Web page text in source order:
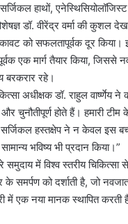
हाथों, एनेस्थिसियोलॉजिस्ट
डॉ. वीरेंद्र वर्मा की कुशल
को सफलतापूर्वक दूर किया।
एक मार्ग तैयार किया, जिससे
बरकरार रहे।
अधीक्षक डॉ. राहुल वार्ष्णेय ने
चुनौतीपूर्ण होते हैं। हमारी टीम
सर्जिकल हस्तक्षेप ने न केवल इस
भविष्य भी प्रदान किया।”
समुदाय में विश्व स्तरीय चिकित्सा
समर्पण को दर्शाती है, जो
में एक नया मानक स्थापित करती